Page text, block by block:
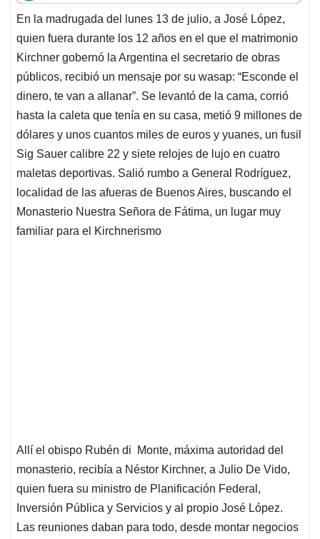
t
s
A
p
p
e
b
o
o
k
e
d
I
n
i
l
e
a
d
s
En la madrugada del lunes 13 de julio, a José López,
quien fuera durante los 12 años en el que el matrimonio
Kirchner gobernó la Argentina el secretario de obras
públicos, recibió un mensaje por su wasap: “Esconde el
dinero, te van a allanar”. Se levantó de la cama, corrió
hasta la caleta que tenía en su casa, metió 9 millones de
dólares y unos cuantos miles de euros y yuanes, un fusil
Sig Sauer calibre 22 y siete relojes de lujo en cuatro
maletas deportivas. Salió rumbo a General Rodríguez,
localidad de las afueras de Buenos Aires, buscando el
Monasterio Nuestra Señora de Fátima, un lugar muy
familiar para el Kirchnerismo
Allí el obispo Rubén di Monte, máxima autoridad del
monasterio, recibía a Néstor Kirchner, a Julio De Vido,
quien fuera su ministro de Planificación Federal,
Inversión Pública y Servicios y al propio José López.
Las reuniones daban para todo, desde montar negocios